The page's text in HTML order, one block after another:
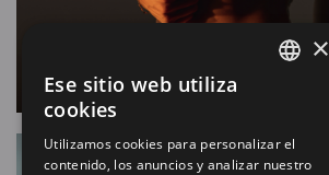
×
Ese sitio web utiliza
cookies
Utilizamos cookies para personalizar el
contenido, los anuncios y analizar nuestro